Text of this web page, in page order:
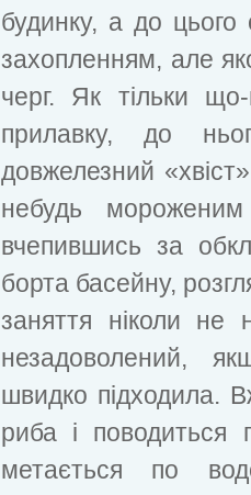
будинку, а до
захопленням, але
черг. Як тільки
прилавку, до
довжелезний
небудь
вчепившись за
борта басейну,
заняття ніколи не
незадоволений,
швидко підходила.
риба і поводиться
метається по